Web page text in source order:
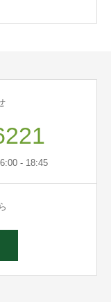
- 18:45